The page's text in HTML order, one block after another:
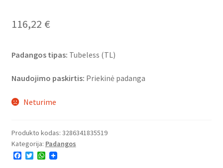
116,22 €
Padangos tipas: Tubeless (TL)
Naudojimo paskirtis: Priekinė padanga
Neturime
Produkto kodas: 3286341835519
Kategorija: Padangos
F
T
W